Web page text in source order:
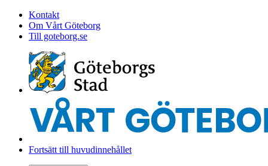
Kontakt
Om Vårt Göteborg
Till goteborg.se
Fortsätt till huvudinnehållet